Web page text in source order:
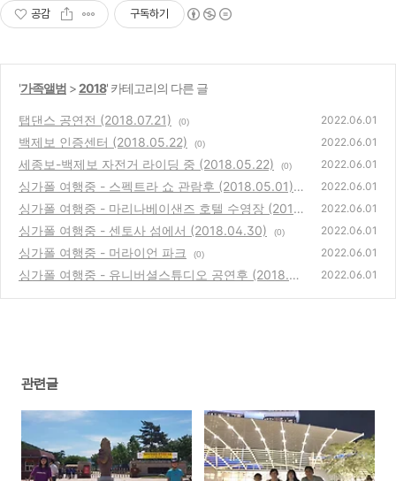
공감 구독하기
'가족앨범 >2018' 카테고리의 다른 글
탭댄스 공연전 (2018.07.21) (0) 2022.06.01
백제보 인증센터 (2018.05.22) (0) 2022.06.01
세종보-백제보 자전거 라이딩 중 (2018.05.22) (0) 2022.06.01
싱가폴 여행중 - 스펙트라 쇼 관람후 (2018.05.01)
(0)
2022.06.01
싱가폴 여행중 - 마리나베이샌즈 호텔 수영장 (2018.
04.30)
(0)
2022.06.01
싱가폴 여행중 - 센토사 섬에서 (2018.04.30) (0) 2022.06.01
싱가폴 여행중 - 머라이언 파크 (0) 2022.06.01
싱가폴 여행중 - 유니버셜스튜디오 공연후 (2018.0
2022.06.01
관련글